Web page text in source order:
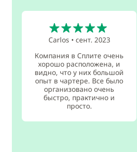
Carlos • сент. 2023
Компания в Сплите очень
хорошо расположена, и
видно, что у них большой
опыт в чартере. Все было
организовано очень
быстро, практично и
просто.